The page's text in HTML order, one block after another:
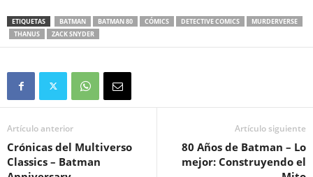
ETIQUETAS BATMAN BATMAN 80 CÓMICS DETECTIVE COMICS
MURDERVERSE
THANUS
ZACK SNYDER
Artículo anterior
Crónicas del Multiverso
Classics – Batman
Artículo siguiente
80 Años de Batman – Lo
mejor: Construyendo el